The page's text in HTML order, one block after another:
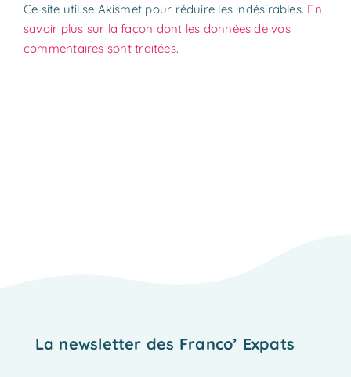
Ce site utilise Akismet pour réduire les indésirables. En
savoir plus sur la façon dont les données de vos
commentaires sont traitées.
La newsletter des Franco’ Expats